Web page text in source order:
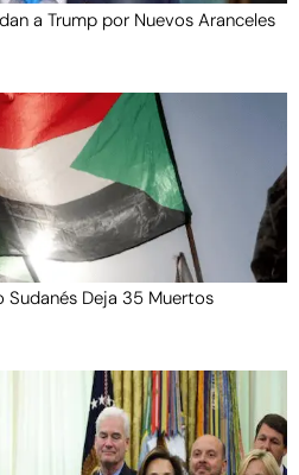
a Trump por Nuevos Aranceles
Sudanés Deja 35 Muertos